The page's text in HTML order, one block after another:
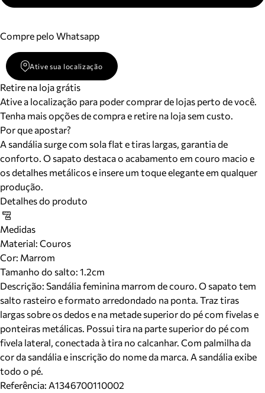
Compre pelo Whatsapp
Ative sua localização
Retire na loja grátis
Ative a localização para poder comprar de lojas perto de você.
Tenha mais opções de compra e retire na loja sem custo.
Por que apostar?
A sandália surge com sola flat e tiras largas, garantia de
conforto. O sapato destaca o acabamento em couro macio e
os detalhes metálicos e insere um toque elegante em qualquer
produção.
Detalhes do produto
Medidas
Material: Couros
Cor: Marrom
Tamanho do salto: 1.2cm
Descrição: Sandália feminina marrom de couro. O sapato tem
salto rasteiro e formato arredondado na ponta. Traz tiras
largas sobre os dedos e na metade superior do pé com fivelas e
ponteiras metálicas. Possui tira na parte superior do pé com
fivela lateral, conectada à tira no calcanhar. Com palmilha da
cor da sandália e inscrição do nome da marca. A sandália exibe
todo o pé.
Referência: A1346700110002